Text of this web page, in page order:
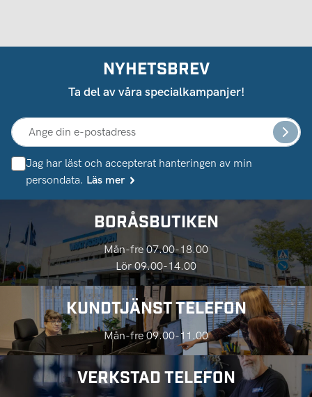
NYHETSBREV
Ta del av våra specialkampanjer!
Jag har läst och accepterat hanteringen av min
persondata. Läs mer
BORÅSBUTIKEN
Mån-fre 07.00-18.00
Lör 09.00-14.00
KUNDTJÄNST TELEFON
Mån-fre 09.00-11.00
VERKSTAD TELEFON